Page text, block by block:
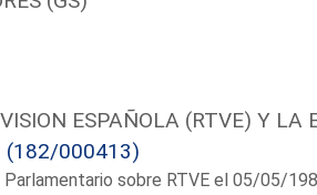
ESPAÑOLA (RTVE) Y LA
(182/000413)
sobre RTVE el 05/05/